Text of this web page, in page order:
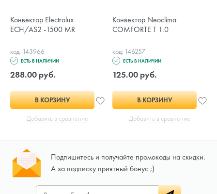
Конвектор Electrolux
ECH/AS2 -1500 MR
код: 143966
ЕСТЬ В НАЛИЧИИ
288.00 руб.
В КОРЗИНУ
Добавить в сравнение
Конвектор Neoclima
COMFORTE T 1.0
код: 146257
ЕСТЬ В НАЛИЧИИ
125.00 руб.
В КОРЗИНУ
Добавить в сравнение
Подпишитесь и получайте промокоды на скидки.
А за подписку приятный бонус ;)